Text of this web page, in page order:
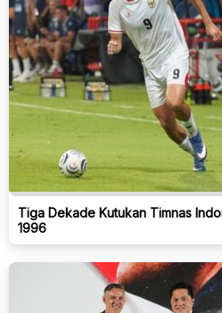
Tiga Dekade Kutukan Timnas
1996